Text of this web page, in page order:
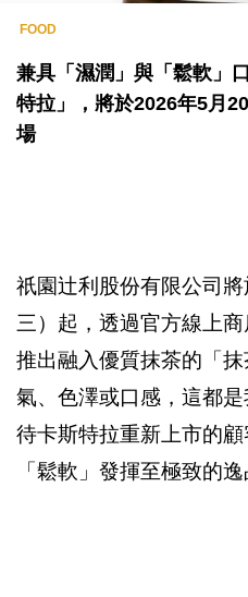
兼具「濕潤」與「鬆軟」
特拉」，將於2026年5月
場
祇園辻利股份有限公司
三）起，透過官方線上
推出融入優質抹茶的「
氣、色澤或口感，這都
待卡斯特拉重新上市的
「鬆軟」發揮至極致的逸